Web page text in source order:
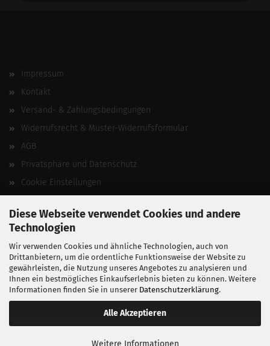
Diese Webseite verwendet Cookies und andere
Technologien
Wir verwenden Cookies und ähnliche Technologien, auch von
Drittanbietern, um die ordentliche Funktionsweise der Website zu
gewährleisten, die Nutzung unseres Angebotes zu analysieren und
Ihnen ein bestmögliches Einkaufserlebnis bieten zu können. Weitere
Informationen finden Sie in unserer Datenschutzerklärung.
Alle Akzeptieren
Weitere Informationen
Impressum
Kontakt
Versand- & Zahlungsbedingungen
Widerrufsrecht & Muster-Widerrufsformular
AGB
Privatsphäre und Datenschutz
Cookie Einstellungen
Vertrag widerrufen